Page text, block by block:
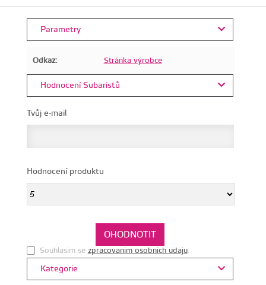
Parametry
Odkaz: Stránka výrobce
Hodnocení Subaristů
Tvůj e-mail
Hodnocení produktu
Souhlasim se zpracovanim osobnich udaju.
Kategorie